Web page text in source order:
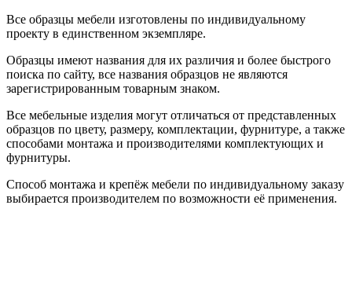
Все образцы мебели изготовлены по индивидуальному
проекту в единственном экземпляре.
Образцы имеют названия для их различия и более быстрого
поиска по сайту, все названия образцов не являются
зарегистрированным товарным знаком.
Все мебельные изделия могут отличаться от представленных
образцов по цвету, размеру, комплектации, фурнитуре, а также
способами монтажа и производителями комплектующих и
фурнитуры.
Способ монтажа и крепёж мебели по индивидуальному заказу
выбирается производителем по возможности её применения.